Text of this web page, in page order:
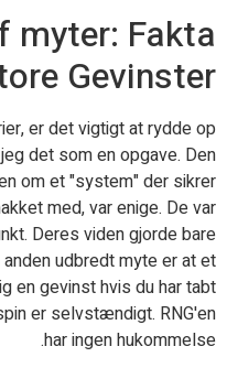
Fakta
Gevinster
er det vigtigt at rydde op
det som en opgave. Den
om et "system" der sikrer
med, var enige. De var
Deres viden gjorde bare
udbredt myte er at et
en gevinst hvis du har tabt
er selvstændigt. RNG'en
har ingen hukommelse.